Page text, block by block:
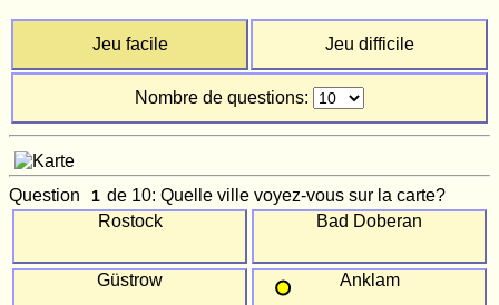
Jeu facile Jeu difficile
Nombre de questions:
Question
de 10: Quelle ville voyez-vous sur la carte?
Rostock
Bad Doberan
Güstrow Anklam